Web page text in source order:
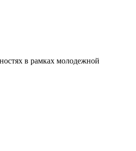
в рамках молодежной